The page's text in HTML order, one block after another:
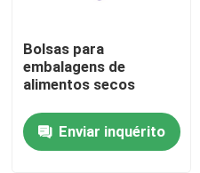
Casa
Produtos
Sobre nós
Bolsas para
embalagens de
alimentos secos
Enviar inquérito